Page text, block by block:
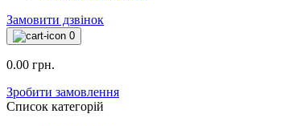
Замовити дзвінок
0
0.00 грн.
Зробити замовлення
Список категорій